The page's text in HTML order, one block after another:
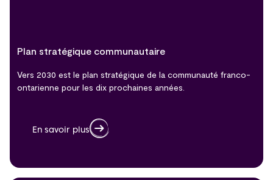
Plan stratégique communautaire
Vers 2030 est le plan stratégique de la communauté franco-
ontarienne pour les dix prochaines années.
En savoir plus